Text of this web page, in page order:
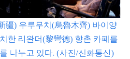
疆) 우루무치(烏魯木齊) 바이양
한 리완더(黎彎德) 향촌 카페를
나누고 있다. (사진/신화통신)